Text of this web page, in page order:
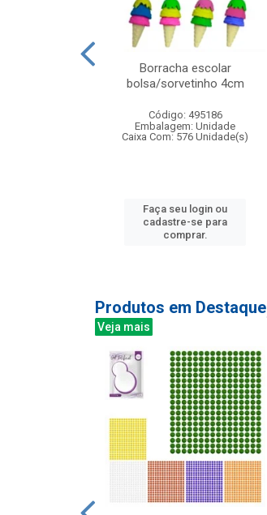
Borracha escolar
bolsa/sorvetinho 4cm
Código: 495186
Embalagem: Unidade
Caixa Com: 576 Unidade(s)
Faça seu login ou
cadastre-se para
comprar.
Produtos em Destaque
Veja mais